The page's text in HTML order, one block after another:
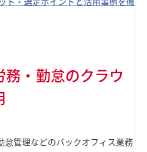
・勤怠のクラウ
怠管理などのバックオフィス業務